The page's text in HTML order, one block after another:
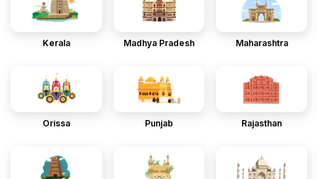
Kerala Madhya Pradesh Maharashtra
Orissa Punjab Rajasthan